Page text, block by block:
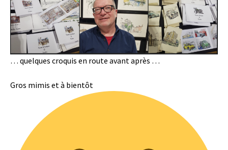
… quelques croquis en route avant après …
Gros mimis et à bientôt